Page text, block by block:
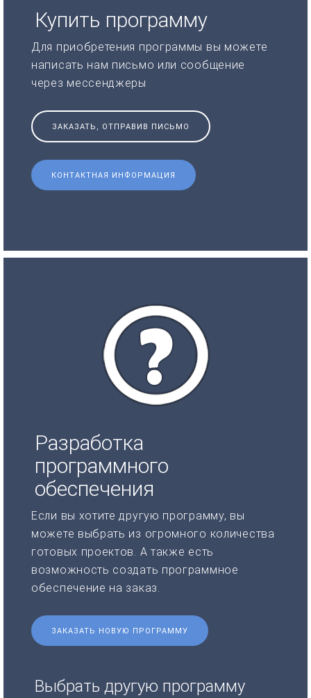
Купить программу
Для приобретения программы вы можете
написать нам письмо или сообщение
через мессенджеры
ЗАКАЗАТЬ, ОТПРАВИВ ПИСЬМО
КОНТАКТНАЯ ИНФОРМАЦИЯ
Разработка
программного
обеспечения
Если вы хотите другую программу, вы
можете выбрать из огромного количества
готовых проектов. А также есть
возможность создать программное
обеспечение на заказ.
ЗАКАЗАТЬ НОВУЮ ПРОГРАММУ
Выбрать другую программу